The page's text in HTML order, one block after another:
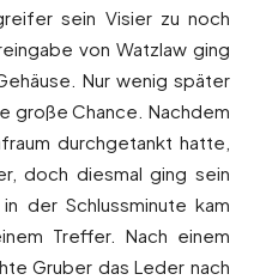
sein Visier zu noch
von Watzlaw ging
Nur wenig später
große Chance. Nachdem
durchgetankt hatte,
doch diesmal ging sein
der Schlussminute kam
Treffer. Nach einem
Gruber das Leder nach